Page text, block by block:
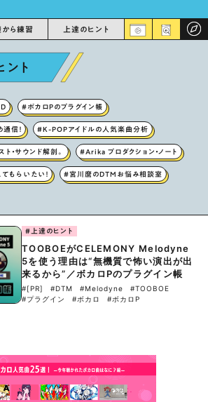
ら練習 上達のヒント
ント
#ボカロPのプラグイン帳
信！ #K-POPアイドルの人気楽曲分析
・サウンド解剖。 #Arika プロダクション・ノート
もらいたい！ #宮川麿のDTMお悩み相談室
#上達のヒント
TOOBOEがCELEMONY Melodyne
5を使う理由は“無機質で怖い演出が出
来るから”／ボカロPのプラグイン帳
#[PR] #DTM #Melodyne
#TOOBOE
#プラグイン
#ボカロ #ボカロP